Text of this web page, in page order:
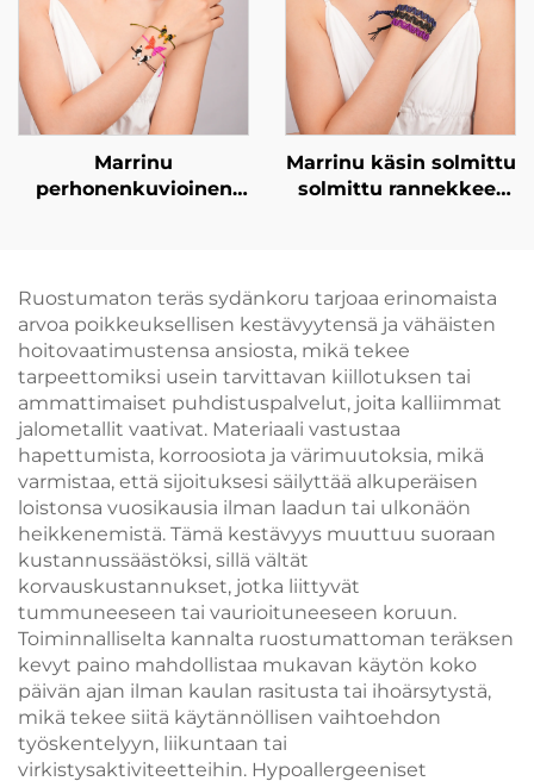
BXRAG001
hopeaa käyttävä
kiinnitysosalla
varustettu luksuskoru
Marrinu
perhonenkuvioinen
Marrinu käsin solmittu
solmittu rannekkeet
Ruostumaton teräs sydänkoru tarjoaa erinomaista
arvoa poikkeuksellisen kestävyytensä ja vähäisten
hoitovaatimustensa ansiosta, mikä tekee
tarpeettomiksi usein tarvittavan kiillotuksen tai
ammattimaiset puhdistuspalvelut, joita kalliimmat
jalometallit vaativat. Materiaali vastustaa
hapettumista, korroosiota ja värimuutoksia, mikä
varmistaa, että sijoituksesi säilyttää alkuperäisen
loistonsa vuosikausia ilman laadun tai ulkonäön
heikkenemistä. Tämä kestävyys muuttuu suoraan
kustannussäästöksi, sillä vältät
korvauskustannukset, jotka liittyvät
tummuneeseen tai vaurioituneeseen koruun.
Toiminnalliselta kannalta ruostumattoman teräksen
kevyt paino mahdollistaa mukavan käytön koko
päivän ajan ilman kaulan rasitusta tai ihoärsytystä,
mikä tekee siitä käytännöllisen vaihtoehdon
työskentelyyn, liikuntaan tai
virkistysaktiviteetteihin. Hypoallergeeniset